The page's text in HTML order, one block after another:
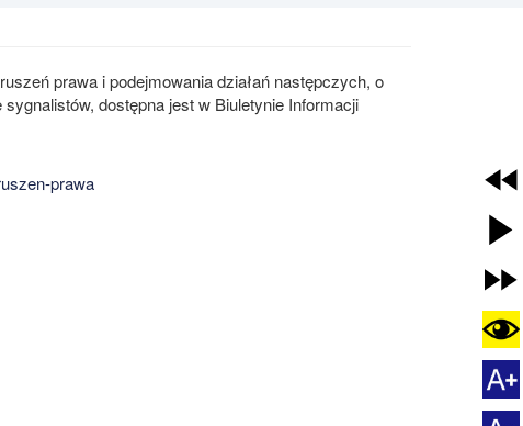
prawa i podejmowania działań następczych, o
dostępna jest w Biuletynie Informacji
prawa